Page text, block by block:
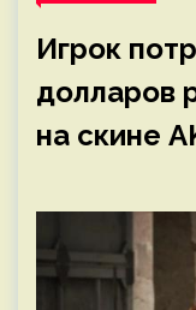
Игрок
долларов
на скине